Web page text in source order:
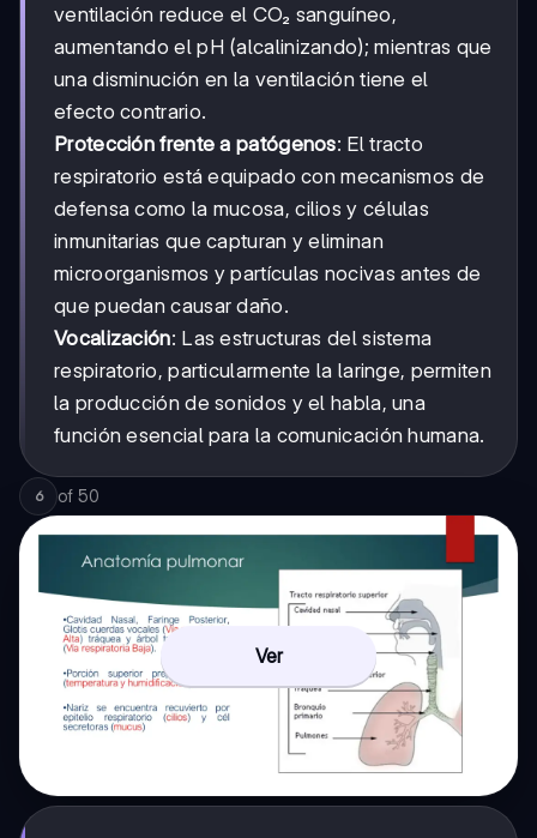
ventilación reduce el CO₂ sanguíneo,
aumentando el pH (alcalinizando); mientras que
una disminución en la ventilación tiene el
efecto contrario.
Protección frente a patógenos: El tracto
respiratorio está equipado con mecanismos de
defensa como la mucosa, cilios y células
inmunitarias que capturan y eliminan
microorganismos y partículas nocivas antes de
que puedan causar daño.
Vocalización: Las estructuras del sistema
respiratorio, particularmente la laringe, permiten
la producción de sonidos y el habla, una
función esencial para la comunicación humana.
6 of 50
Ver